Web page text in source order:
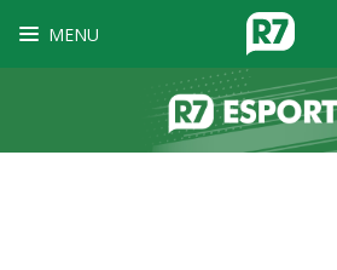
MENU